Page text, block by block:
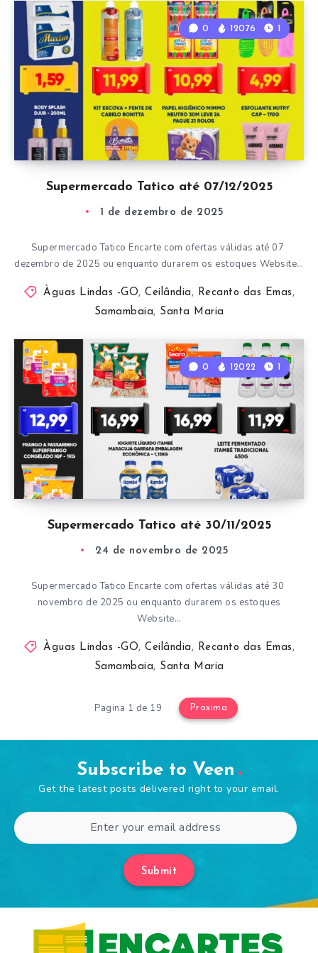
Supermercado Tatico até 07/12/2025
0 12076 1
1 de dezembro de 2025
Supermercado Tatico Encarte com ofertas válidas até 07
dezembro de 2025 ou enquanto durarem os estoques Website…
Àguas Lindas -GO,Ceilândia , Recanto das Emas ,
Samambaia, Santa Maria
Supermercado Tatico até 30/11/2025
0 12022 1
24 de novembro de 2025
Supermercado Tatico Encarte com ofertas válidas até 30
novembro de 2025 ou enquanto durarem os estoques
Website…
Àguas Lindas -GO,Ceilândia , Recanto das Emas ,
Samambaia, Santa Maria
Pagina 1 de 19 Proxima
Subscribe to Veen
Get the latest posts delivered right to your email.
Submit